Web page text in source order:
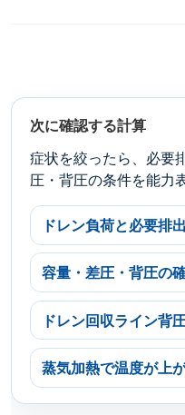
次に確認する計算
症状を絞ったら、必要
圧・背圧の条件を能力
ドレン負荷と必要排
容量・差圧・背圧の
ドレン回収ライン背
蒸気加熱で温度が上